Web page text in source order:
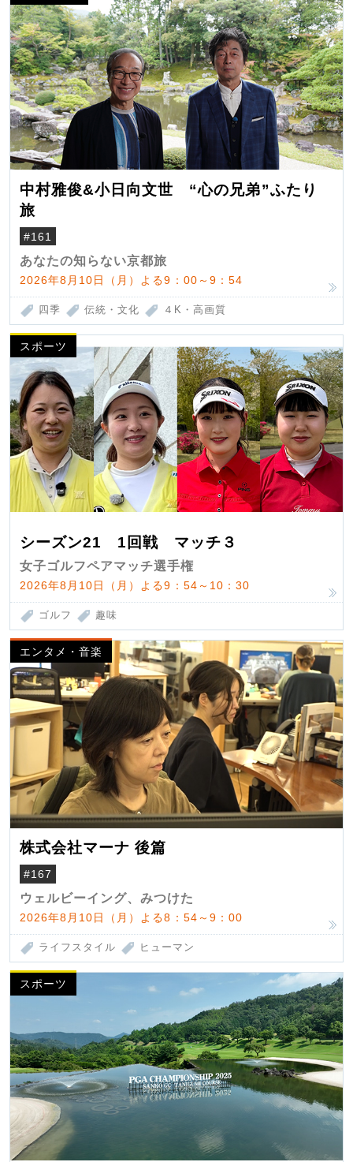
中村雅俊&小日向文世 “心の兄弟”ふたり
旅
#161
あなたの知らない京都旅
2026年8月10日（月）よる9：00～9：54
四季 伝統・文化 ４K・高画質
スポーツ
シーズン21 1回戦 マッチ３
女子ゴルフペアマッチ選手権
2026年8月10日（月）よる9：54～10：30
ゴルフ 趣味
エンタメ・音楽
株式会社マーナ 後篇
#167
ウェルビーイング、みつけた
2026年8月10日（月）よる8：54～9：00
ライフスタイル ヒューマン
スポーツ